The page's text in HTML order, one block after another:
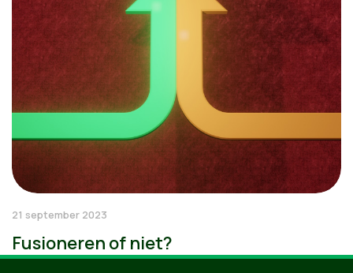
21 september 2023
Fusioneren of niet?